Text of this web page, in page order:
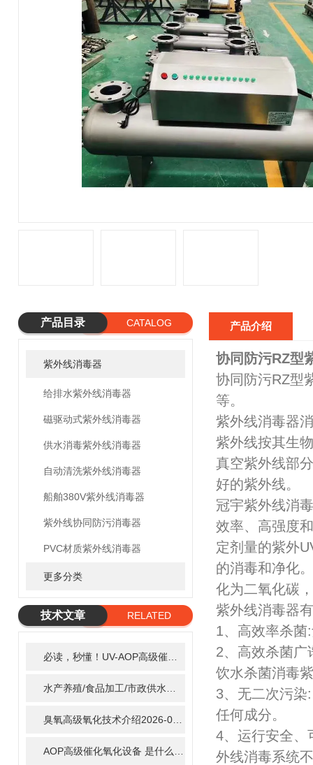
产品目录 CATALOG
紫外线消毒器
给排水紫外线消毒器
磁驱动式紫外线消毒器
供水消毒紫外线消毒器
自动清洗紫外线消毒器
船舶380V紫外线消毒器
紫外线协同防污消毒器
PVC材质紫外线消毒器
更多分类
技术文章
RELATED
臭氧高级氧化技术介绍2026-02-27
2025-11-17
产品介绍
协同防污RZ型
协同防污RZ型
等。
紫外线消毒器
紫外线按其生
真空紫外线部
好的紫外线。
冠宇紫外线消
效率、高强度
定剂量的紫外
的消毒和净化
化为二氧化碳
紫外线消毒器
1、高效率杀菌
2、高效杀菌广
饮水杀菌消毒
3、无二次污染
任何成分。
4、运行安全、
外线消毒系统